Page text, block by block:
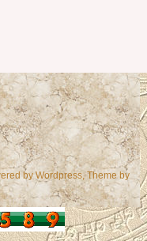
byWordpress, Theme by